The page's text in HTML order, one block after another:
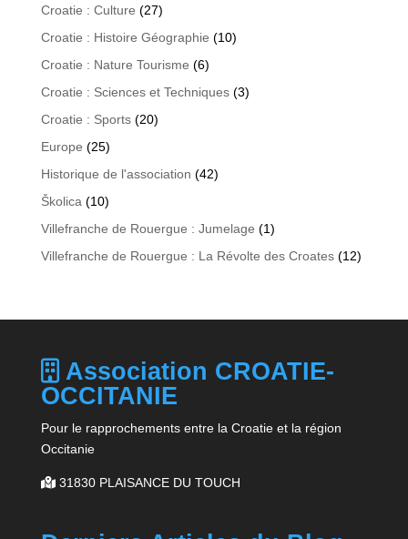
Croatie : Culture (27)
Croatie : Histoire Géographie (10)
Croatie : Nature Tourisme (6)
Croatie : Sciences et Techniques(3)
Croatie : Sports(20)
Europe (25)
Historique de l'association (42)
Školica(10)
Villefranche de Rouergue : Jumelage (1)
Villefranche de Rouergue : La Révolte des Croates(12)
Association CROATIE-
OCCITANIE
Pour le rapprochements entre la Croatie et la région
Occitanie
31830 PLAISANCE DU TOUCH